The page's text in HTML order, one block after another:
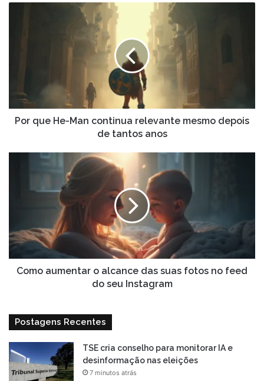
depois
de
tantos
Por que He-Man continua relevante mesmo depois
de tantos anos
fotos
no
feed
doComo aumentar o alcance das suas fotos no feed
do seu Instagram
Postagens Recentes
TSE cria conselho para monitorar IA e
desinformação nas eleições
7 minutos atrás